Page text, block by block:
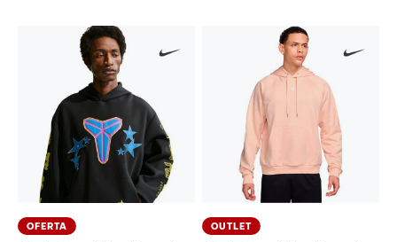
OFERTA OUTLET